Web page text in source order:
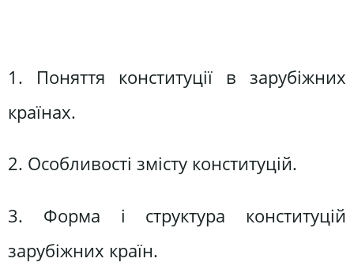
1. Поняття конституції в зарубіжних
країнах.
2. Особливості змісту конституцій.
3. Форма і структура конституцій
зарубіжних країн.